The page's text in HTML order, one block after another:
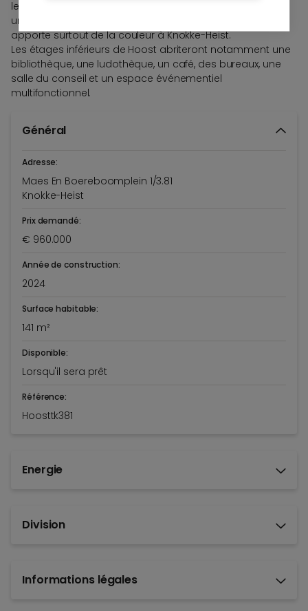
les logements sont reliés. Hoost offre une expérience
unique et une sensation de vacances instantanée, mais
apporte surtout de la couleur à Knokke-Heist.
Les étages inférieurs de Hoost abriteront notamment une
bibliothèque, une ludothèque, un café, des bureaux, une
salle du conseil et un espace événementiel
multifonctionnel.
Général
Adresse:
Maes En Boereboomplein 1/3.81
Knokke-Heist
Prix demandé:
€ 960.000
Année de construction:
2024
Surface habitable:
141 m²
Disponible:
Lorsqu'il sera prêt
Référence:
Hoosttk381
Energie
Division
Informations légales